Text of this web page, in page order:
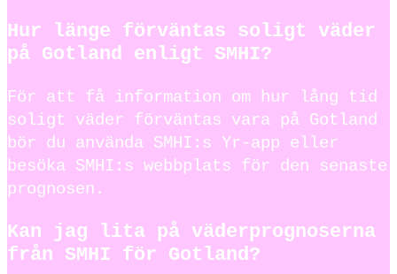
Hur länge förväntas soligt väder
på Gotland enligt SMHI?
För att få information om hur lång tid
soligt väder förväntas vara på Gotland
bör du använda SMHI:s Yr-app eller
besöka SMHI:s webbplats för den senaste
prognosen.
Kan jag lita på väderprognoserna
från SMHI för Gotland?